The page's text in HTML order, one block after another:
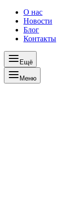
О нас
Новости
Блог
Контакты
Ещё
Меню